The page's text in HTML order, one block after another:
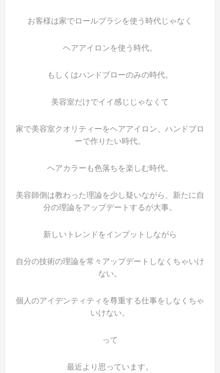
お客様は家でロールブラシを使う時代じゃなく
ヘアアイロンを使う時代。
もしくはハンドブローのみの時代。
美容室だけでイイ感じじゃなくて
家で美容室クオリティーをヘアアイロン、ハンドブロ
ーで作りたい時代。
ヘアカラーも色落ちを楽しむ時代。
美容師側は教わった理論を少し疑いながら、新たに自
分の理論をアップデートするが大事。
新しいトレンドをインプットしながら
自分の技術の理論を常々アップデートしなくちゃいけ
ない。
個人のアイデンティティを尊重する仕事をしなくちゃ
いけない。
って
最近より思っています。